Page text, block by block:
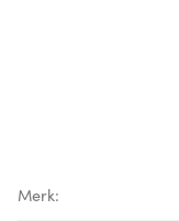
Merk: